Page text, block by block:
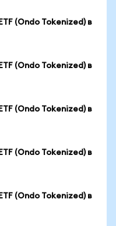
(Ondo Tokenized) в
(Ondo Tokenized) в
(Ondo Tokenized) в
(Ondo Tokenized) в
(Ondo Tokenized) в